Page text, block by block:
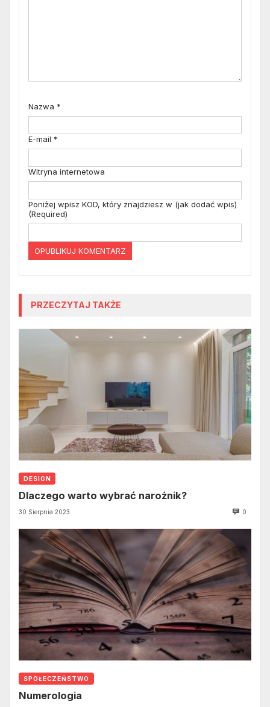
Nazwa *
E-mail *
Witryna internetowa
Poniżej wpisz KOD, który znajdziesz w (jak dodać wpis)
(Required)
PRZECZYTAJ TAKŻE
DESIGN
Dlaczego warto wybrać narożnik?
30 Sierpnia 2023 0
SPOŁECZEŃSTWO
Numerologia